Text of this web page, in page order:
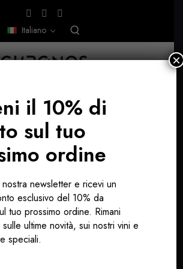
Italiano
DISCOVERY BOX SETTEMBRE 2024
il 10% di
sul tuo
ordine
nostra newsletter e ricevi un
esclusivo del 10% da
tuo prossimo ordine. Rimani
ultime novità, sui nostri vini e
speciali.
×